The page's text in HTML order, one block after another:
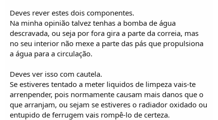
Deves rever estes dois componentes.
Na minha opinião talvez tenhas a bomba de água
descravada, ou seja por fora gira a parte da correia, mas
no seu interior não mexe a parte das pás que propulsiona
a água para a circulação.
Deves ver isso com cautela.
Se estiveres tentado a meter liquidos de limpeza vais-te
arrenpender, pois normamente causam mais danos que o
que arranjam, ou sejam se estiveres o radiador oxidado ou
entupido de ferrugem vais rompê-lo de certeza.